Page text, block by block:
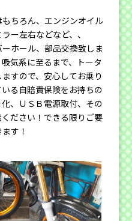
ちろん、エンジンオイル
ー左右などなど、、
ホール、部品交換致しま
気系に至るまで、トータ
すので、安心してお乗り
る自賠責保険をお持ちの
、ＵＳＢ電源取付、その
ださい！できる限りご要
す！